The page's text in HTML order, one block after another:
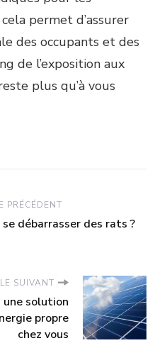
permet d’assurer
des occupants et des
de l’exposition aux
plus qu’à vous
PRÉCÉDENT
débarrasser des rats ?
SUIVANT
une solution
propre
chez vous